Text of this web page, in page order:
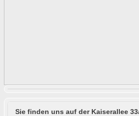
Sie finden uns auf der Kaiserallee